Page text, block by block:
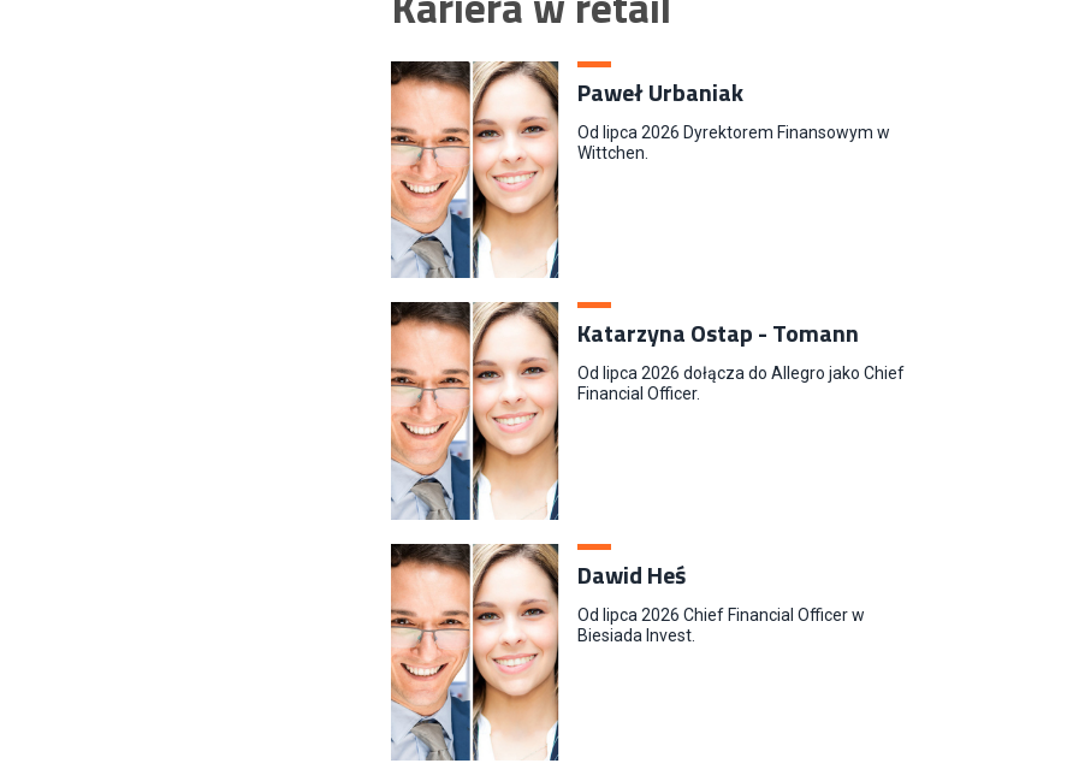
Paweł Urbaniak
Od lipca 2026 Dyrektorem Finansowym w
Wittchen.
Katarzyna Ostap - Tomann
Od lipca 2026 dołącza do Allegro jako Chief
Financial Officer.
Dawid Heś
Od lipca 2026 Chief Financial Officer w
Biesiada Invest.